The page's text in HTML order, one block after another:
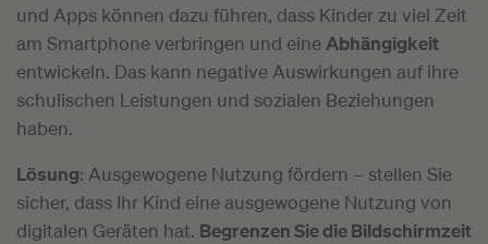
und Apps können dazu führen, dass Kinder zu viel Zeit
am Smartphone verbringen und eineAbhängigkeit
entwickeln. Das kann negative Auswirkungen auf ihre
schulischen Leistungen und sozialen Beziehungen
haben.
Lösung: Ausgewogene Nutzung fördern – stellen Sie
sicher, dass Ihr Kind eine ausgewogene Nutzung von
digitalen Geräten hat. Begrenzen Sie die Bildschirmzeit